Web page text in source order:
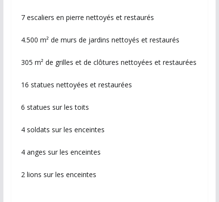
7 escaliers en pierre nettoyés et restaurés
4.500 m² de murs de jardins nettoyés et restaurés
305 m² de grilles et de clôtures nettoyées et restaurées
16 statues nettoyées et restaurées
6 statues sur les toits
4 soldats sur les enceintes
4 anges sur les enceintes
2 lions sur les enceintes